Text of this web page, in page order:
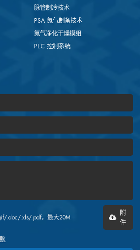
脉管制冷技术
PSA 氮气制备技术
氮气净化干燥模组
PLC 控制系统
.doc/.xls/.pdf，最大20M
附
件